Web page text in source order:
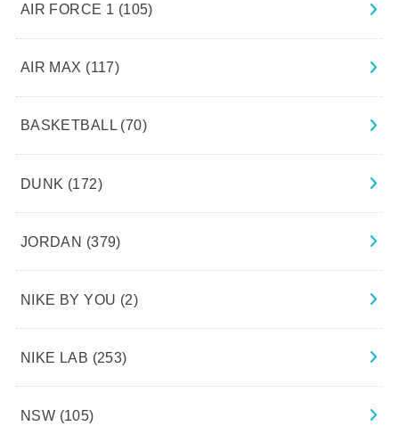
AIR FORCE 1 (105)
AIR MAX (117)
BASKETBALL (70)
DUNK (172)
JORDAN (379)
NIKE BY YOU (2)
NIKE LAB (253)
NSW (105)